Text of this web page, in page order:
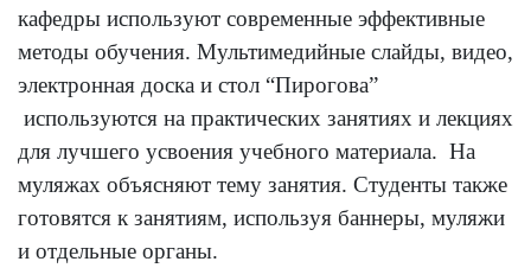
кафедры используют современные эффективные
методы обучения. Мультимедийные слайды, видео,
электронная доска и стол “Пирогова”
используются на практических занятиях и лекциях
для лучшего усвоения учебного материала. На
муляжах объясняют тему занятия. Студенты также
готовятся к занятиям, используя баннеры, муляжи
и отдельные органы.